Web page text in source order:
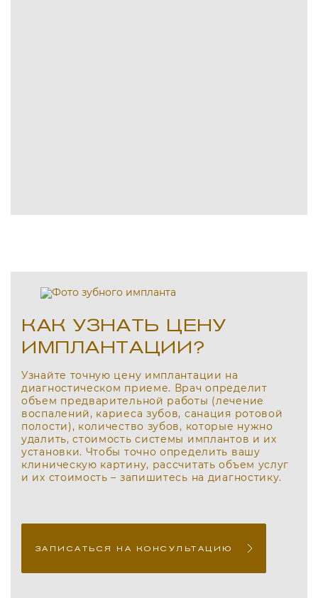
КАК УЗНАТЬ ЦЕНУ
ИМПЛАНТАЦИИ?
Узнайте точную цену имплантации на
диагностическом приеме. Врач определит
объем предварительной работы (лечение
воспалений, кариеса зубов, санация ротовой
полости), количество зубов, которые нужно
удалить, стоимость системы имплантов и их
установки. Чтобы точно определить вашу
клиническую картину, рассчитать объем услуг
и их стоимость – запишитесь на диагностику.
ЗАПИСАТЬСЯ НА КОНСУЛЬТАЦИЮ